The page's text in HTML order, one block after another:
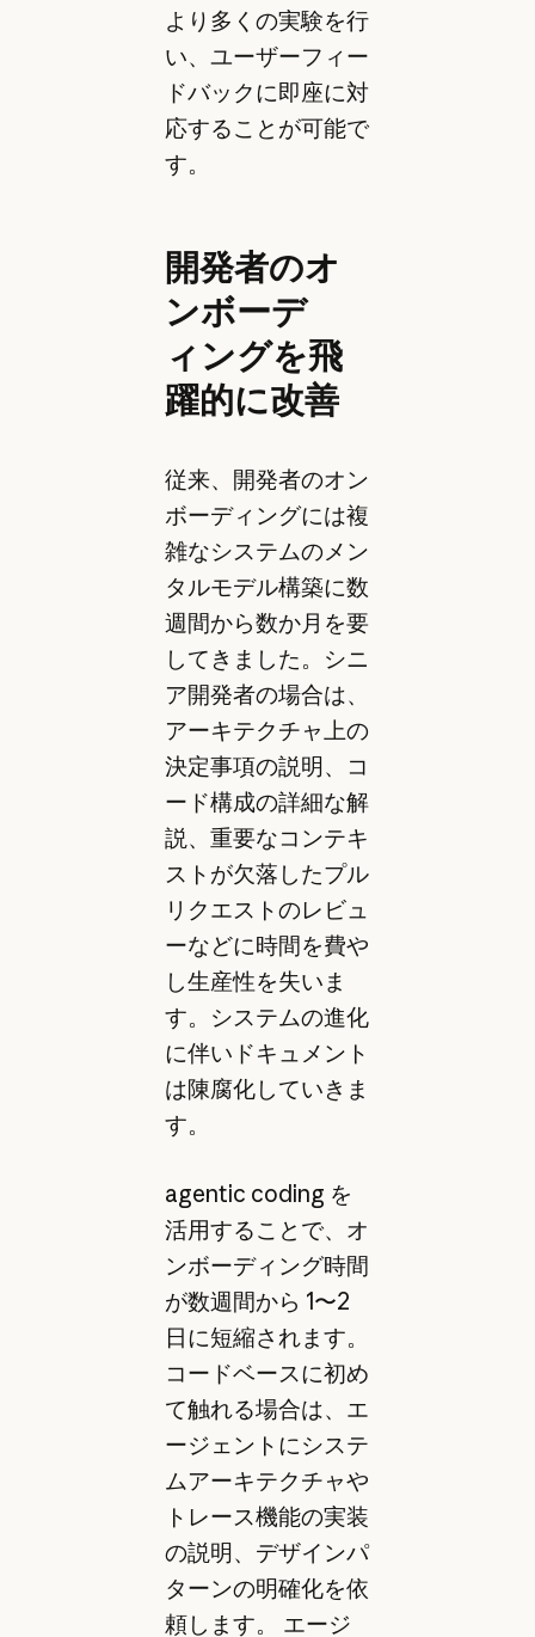
より多くの実験を行
い、ユーザーフィー
ドバックに即座に対
応することが可能で
す。
開発者のオ
ンボーデ
ィングを飛
躍的に改善
従来、開発者のオン
ボーディングには複
雑なシステムのメン
タルモデル構築に数
週間から数か月を要
してきました。シニ
ア開発者の場合は、
アーキテクチャ上の
決定事項の説明、コ
ード構成の詳細な解
説、重要なコンテキ
ストが欠落したプル
リクエストのレビュ
ーなどに時間を費や
し生産性を失いま
す。システムの進化
に伴いドキュメント
は陳腐化していきま
す。
agentic coding を
活用することで、オ
ンボーディング時間
が数週間から 1〜2
日に短縮されます。
コードベースに初め
て触れる場合は、エ
ージェントにシステ
ムアーキテクチャや
トレース機能の実装
の説明、デザインパ
ターンの明確化を依
頼します。 エージ